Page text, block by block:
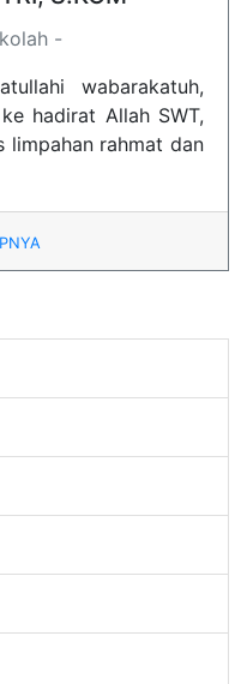
-
wabarakatuh,
hadirat Allah SWT,
limpahan rahmat dan